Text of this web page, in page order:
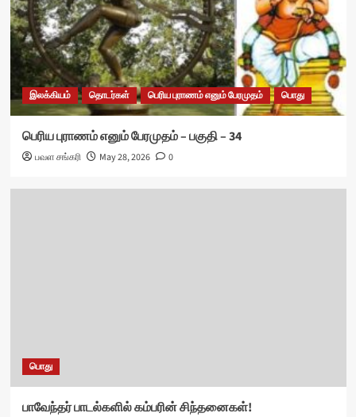
இலக்கியம் தொடர்கள் பெரிய புராணம் எனும் பேரமுதம் பொது
பெரிய புராணம் எனும் பேரமுதம் – பகுதி – 34
பவள சங்கரி May 28, 2026 0
பொது
பாவேந்தர் பாடல்களில் கம்பரின் சிந்தனைகள்!